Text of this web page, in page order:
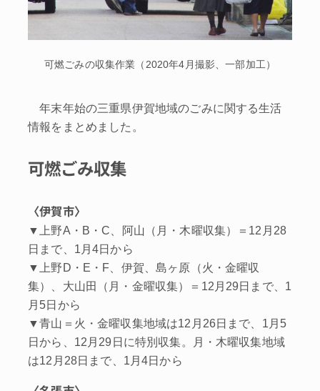
可燃ごみの収集作業（2020年4月撮影、一部加工）
年末年始の三重県伊賀地域のごみに関する生活
情報をまとめました。
可燃ごみ収集
〈伊賀市〉
▼上野A・B・C、阿山（月・木曜収集）＝12月28
日まで、1月4日から
▼上野D・E・F、伊賀、島ヶ原（火・金曜収
集）、大山田（月・金曜収集）＝12月29日まで、1
月5日から
▼青山＝火・金曜収集地域は12月26日まで、1月5
日から、12月29日に特別収集。月・木曜収集地域
は12月28日まで、1月4日から